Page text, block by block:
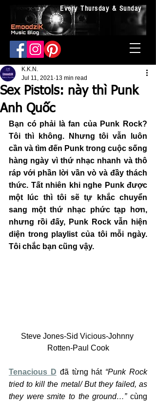
Every Thursday & Sunday
Sex Pistols: này thì Punk
Anh Quốc
K.K.N.
Jul 11, 2021 13 min read
Bạn có phải là fan của Punk Rock?
Tôi thì không. Nhưng tôi vẫn luôn
cần và tìm đến Punk trong cuộc sống
hàng ngày vì thứ nhạc nhanh và thô
ráp với phần lời vần vò và đầy thách
thức. Tất nhiên khi nghe Punk được
một lúc thì tôi sẽ tự khắc chuyển
sang một thứ nhạc phức tạp hơn,
nhưng rồi đấy, Punk Rock vẫn hiện
diện trong playlist của tôi mỗi ngày.
Tôi chắc bạn cũng vậy.
Steve Jones-Sid Vicious-Johnny
Rotten-Paul Cook
Tenacious D đã từng hát “Punk Rock
tried to kill the metal/ But they failed, as
they were smite to the ground…” cùng